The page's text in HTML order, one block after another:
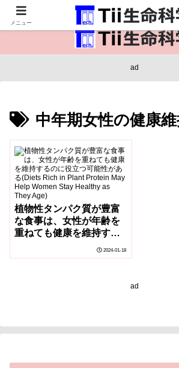
医療保健・生命・生物の情報イン
ad
中年期女性の健康
植物性タンパク質が豊富
な食事は、女性が年齢を
重ねても健康を維持する
のに役立つ可能性がある
(Diets Rich in Plant
2024-01-18
ad
メニュー